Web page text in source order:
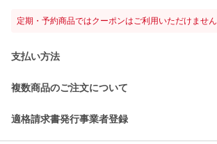
定期・予約商品ではクーポンはご利用いただけません
支払い方法
複数商品のご注文について
適格請求書発行事業者登録